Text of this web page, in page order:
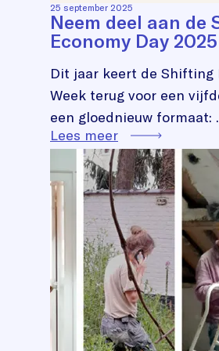
25 september 2025
Neem deel aan de
Economy Day 2025
Dit jaar keert de Shifting
Week terug voor een
een gloednieuw formaat:
Lees meer